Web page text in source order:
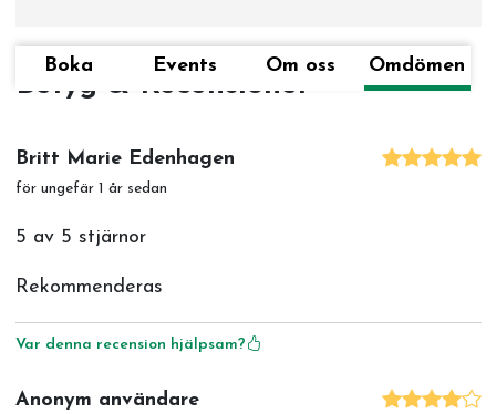
Boka Events Om oss Omdömen
Betyg & Recensioner
Britt Marie Edenhagen
för ungefär 1 år sedan
5 av 5 stjärnor
Rekommenderas
Var denna recension hjälpsam?
Anonym användare